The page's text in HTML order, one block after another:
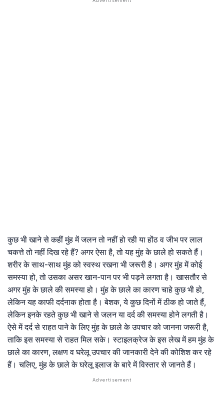
कुछ भी खाने से कहीं मुंह में जलन तो नहीं हो रही या होंठ व जीभ पर लाल
चकत्ते तो नहीं दिख रहे हैं? अगर ऐसा है, तो यह मुंह के छाले हो सकते हैं।
शरीर के साथ-साथ मुंह को स्वस्थ रखना भी जरूरी है। अगर मुंह में कोई
समस्या हो, तो उसका असर खान-पान पर भी पड़ने लगता है। खासतौर से
अगर मुंह के छाले की समस्या हो। मुंह के छाले का कारण चाहे कुछ भी हो,
लेकिन यह काफी दर्दनाक होता है। बेशक, ये कुछ दिनों में ठीक हो जाते हैं,
लेकिन इनके रहते कुछ भी खाने से जलन या दर्द की समस्या होने लगती है।
ऐसे में दर्द से राहत पाने के लिए मुंह के छाले के उपचार को जानना जरूरी है,
ताकि इस समस्या से राहत मिल सके। स्टाइलक्रेज के इस लेख में हम मुंह के
छाले का कारण, लक्षण व घरेलू उपचार की जानकारी देने की कोशिश कर रहे
हैं। चलिए, मुंह के छाले के घरेलू इलाज के बारे में विस्तार से जानते हैं।